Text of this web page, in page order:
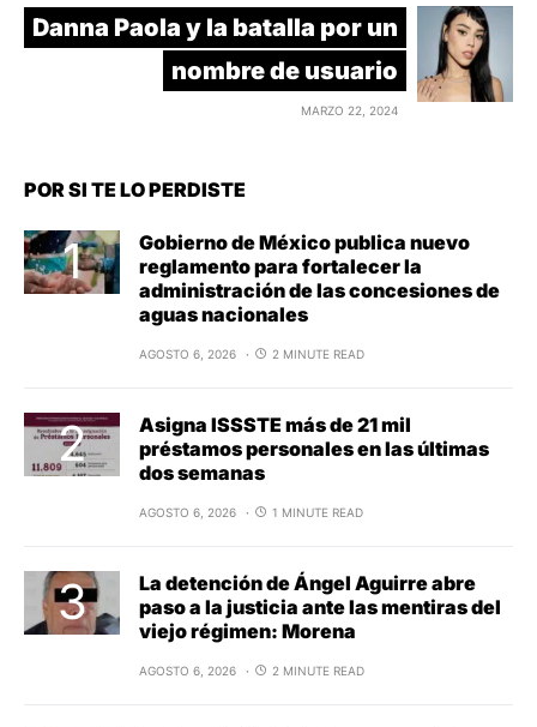
Danna Paola y la batalla por un
nombre de usuario
MARZO 22, 2024
POR SI TE LO PERDISTE
Gobierno de México publica nuevo
reglamento para fortalecer la
administración de las concesiones de
aguas nacionales
AGOSTO 6, 2026 2 MINUTE READ
Asigna ISSSTE más de 21 mil
préstamos personales en las últimas
dos semanas
AGOSTO 6, 2026 1 MINUTE READ
La detención de Ángel Aguirre abre
paso a la justicia ante las mentiras del
viejo régimen: Morena
AGOSTO 6, 2026 2 MINUTE READ